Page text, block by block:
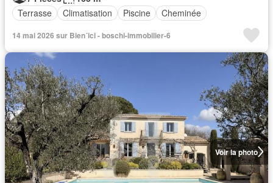
Terrasse
Climatisation Piscine Cheminée
14 mai 2026 sur Bien´ici - boschi-immobilier-6
Voir la photo